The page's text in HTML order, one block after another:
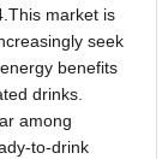
market is
seek
benefits
drinks.
among
to-drink